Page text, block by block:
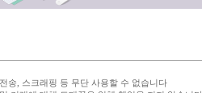
송, 스크래핑 등 무단 사용할 수 없습니다